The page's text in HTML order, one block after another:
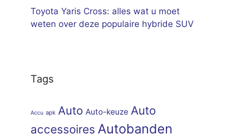
Toyota Yaris Cross: alles wat u moet
weten over deze populaire hybride SUV
Tags
Accu apk Auto Auto-keuze Auto
accessoires Autobanden